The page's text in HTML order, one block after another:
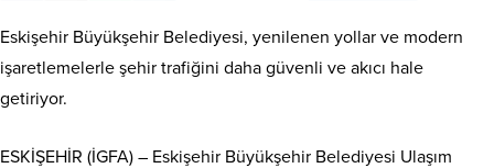
Eskişehir Büyükşehir Belediyesi, yenilenen yollar ve modern
işaretlemelerle şehir trafiğini daha güvenli ve akıcı hale
getiriyor.
ESKİŞEHİR (İGFA) – Eskişehir Büyükşehir Belediyesi Ulaşım